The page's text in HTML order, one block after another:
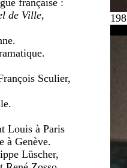
française :
de Ville,
Sculier,
Louis à Paris
à Genève.
Lüscher,